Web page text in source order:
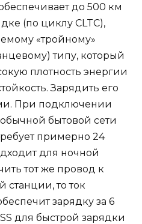
до 500 км
(по циклу CLTC),
«тройному»
типу, который
плотность энергии
Зарядить его
При подключении
бытовой сети
примерно 24
для ночной
тот же провод к
станции, то ток
зарядку за 6
для быстрой зарядки